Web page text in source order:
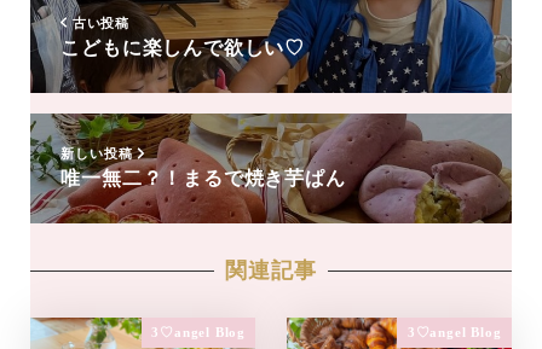
加
古い投稿
こどもに楽しんで欲しい♡
新しい投稿
唯一無二？！まるで焼き芋ぱん
関連記事
3♡angel Blog 3♡angel Blog